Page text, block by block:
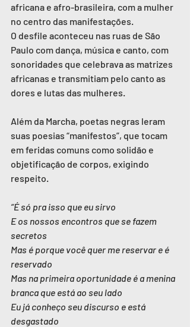
africana e afro-brasileira, com a mulher
no centro das manifestações.
O desfile aconteceu nas ruas de São
Paulo com dança, música e canto, com
sonoridades que celebrava as matrizes
africanas e transmitiam pelo canto as
dores e lutas das mulheres.
Além da Marcha, poetas negras leram
suas poesias “manifestos”, que tocam
em feridas comuns como solidão e
objetificação de corpos, exigindo
respeito.
“É só pra isso que eu sirvo
E os nossos encontros que se fazem
secretos
Mas é porque você quer me reservar e é
reservado
Mas na primeira oportunidade é a menina
branca que está ao seu lado
Eu já conheço seu discurso e está
desgastado